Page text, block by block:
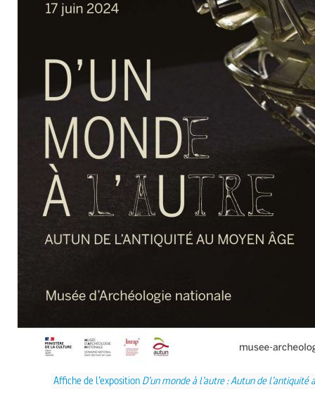
Affiche de l’exposition D’un monde à l’autre : Autun de l’antiquité